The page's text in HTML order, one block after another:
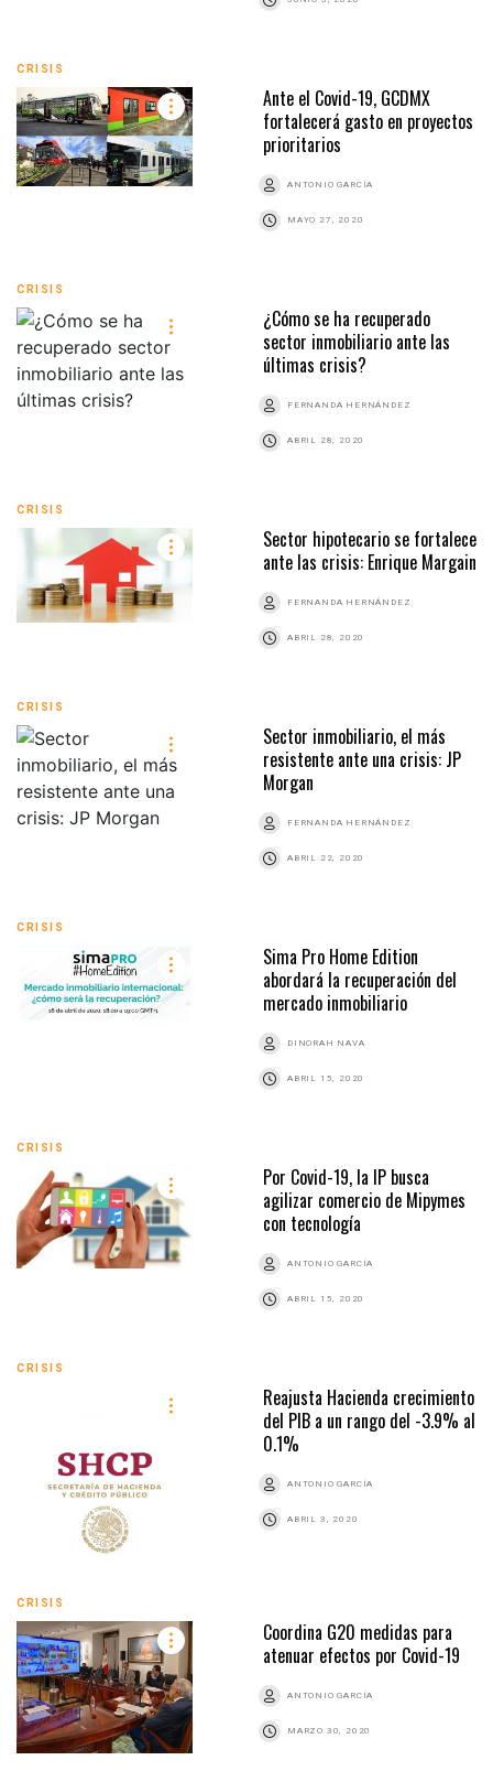
CRISIS
Ante el Covid-19, GCDMX
fortalecerá gasto en proyectos
prioritarios
ANTONIO GARCÍA
MAYO 27, 2020
CRISIS
¿Cómo se ha recuperado
sector inmobiliario ante las
últimas crisis?
FERNANDA HERNÁNDEZ
ABRIL 28, 2020
CRISIS
Sector hipotecario se fortalece
ante las crisis: Enrique Margain
FERNANDA HERNÁNDEZ
ABRIL 28, 2020
CRISIS
Sector inmobiliario, el más
resistente ante una crisis: JP
Morgan
FERNANDA HERNÁNDEZ
ABRIL 22, 2020
CRISIS
Sima Pro Home Edition
abordará la recuperación del
mercado inmobiliario
DINORAH NAVA
ABRIL 15, 2020
CRISIS
Por Covid-19, la IP busca
agilizar comercio de Mipymes
con tecnología
ANTONIO GARCÍA
ABRIL 15, 2020
CRISIS
Reajusta Hacienda crecimiento
del PIB a un rango del -3.9% al
0.1%
ANTONIO GARCÍA
ABRIL 3, 2020
CRISIS
Coordina G20 medidas para
atenuar efectos por Covid-19
ANTONIO GARCÍA
MARZO 30, 2020